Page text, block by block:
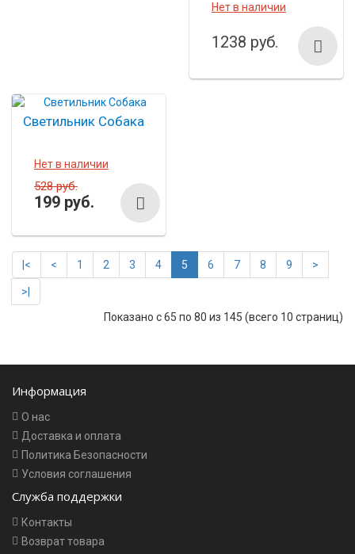
Нет в наличии
1238 руб.
Светильник Собака
Нет в наличии
528 руб.
199 руб.
|< < 1 2 3 4 5 6 7 8 9 >
>|
Показано с 65 по 80 из 145 (всего 10 страниц)
Информация
О нас
Доставка и оплата
Политика Безопасности
Условия соглашения
Служба поддержки
Контакты
Возврат товара